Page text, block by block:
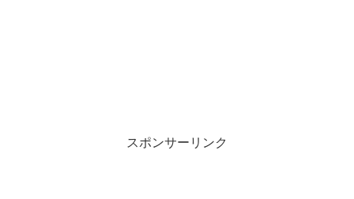
スポンサーリンク